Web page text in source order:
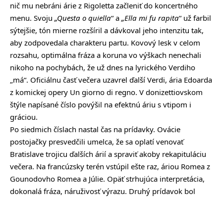
nič mu nebráni árie z Rigoletta začleniť do koncertného
menu. Svoju „Questa o quiella“ a „Ella mi fu rapita“ už farbil
sýtejšie, tón mierne rozšíril a dávkoval jeho intenzitu tak,
aby zodpovedala charakteru partu. Kovový lesk v celom
rozsahu, optimálna fráza a koruna vo výškach nenechali
nikoho na pochybách, že už dnes na lyrického Verdiho
„má“. Oficiálnu časť večera uzavrel ďalší Verdi, ária Edoarda
z komickej opery Un giorno di regno. V donizettiovskom
štýle napísané číslo povýšil na efektnú áriu s vtipom i
gráciou.
Po siedmich číslach nastal čas na prídavky. Ovácie
postojačky presvedčili umelca, že sa oplatí venovať
Bratislave trojicu ďalších árií a spraviť akoby rekapituláciu
večera. Na francúzsky terén vstúpil ešte raz, áriou Romea z
Gounodovho Romea a Júlie. Opäť strhujúca interpretácia,
dokonalá fráza, náruživosť výrazu. Druhý prídavok bol